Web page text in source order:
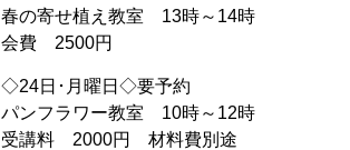
春の寄せ植え教室 13時～14時
会費 2500円
◇24日･月曜日◇要予約
パンフラワー教室 10時～12時
受講料 2000円 材料費別途